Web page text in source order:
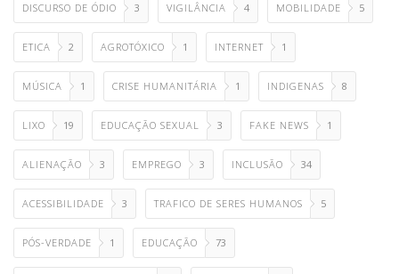
DISCURSO DE ÓDIO 3 VIGILÂNCIA 4 MOBILIDADE 5
ETICA 2 AGROTÓXICO 1 INTERNET 1
MÚSICA 1 CRISE HUMANITÁRIA 1 INDIGENAS 8
LIXO 19 EDUCAÇÃO SEXUAL 3 FAKE NEWS 1
ALIENAÇÃO 3 EMPREGO 3 INCLUSÃO 34
ACESSIBILIDADE 3 TRAFICO DE SERES HUMANOS 5
PÓS-VERDADE 1 EDUCAÇÃO 73